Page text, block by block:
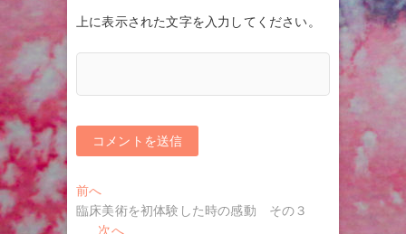
上に表示された文字を入力してください。
投
稿
前へ過
去
の
臨床美術を初体験した時の感動 その３
次へ次